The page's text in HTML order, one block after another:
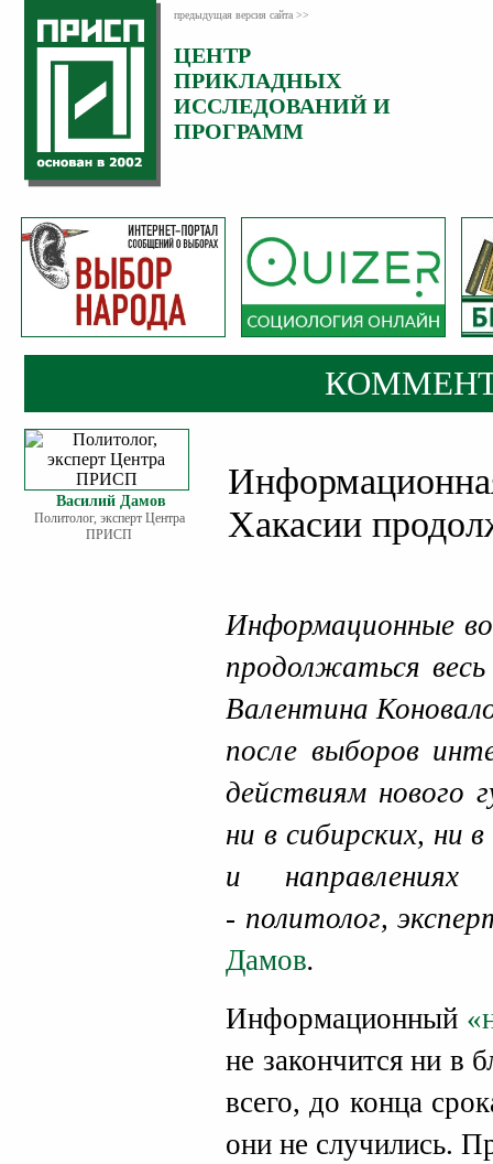
предыдущая версия сайта >>
ЦЕНТР
ПРИКЛАДНЫХ
ИССЛЕДОВАНИЙ И
ПРОГРАММ
Василий Дамов
Политолог, эксперт Центра
ПРИСП
Хакасии
Информационные
продолжаться
Валентина
после выборов
действиям нового
ни в сибирских, ни
и направлениях
- политолог,
Дамов.
Информационный
не закончится ни в
всего, до конца
они не случились.
Категория:
Комментарии